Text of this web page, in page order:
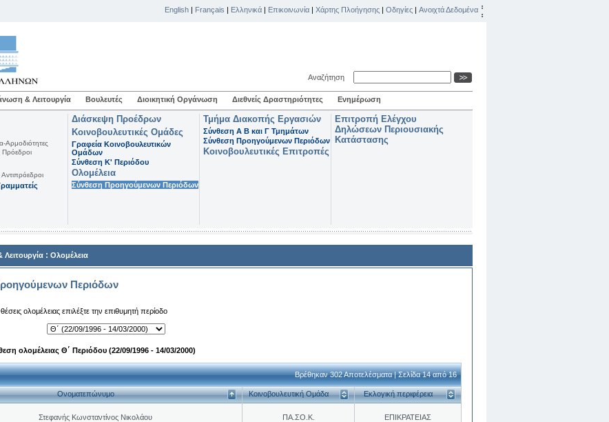
English | Français | Ελληνικά | Επικοινωνία | Χάρτης Πλοήγησης | Οδηγίες | Ανοιχτά Δεδομένα
Αναζήτηση
& Λειτουργία Βουλευτές Διοικητική Οργάνωση Διεθνείς Δραστηριότητες Ενημέρωση
Αρμοδιότητες
Πρόεδροι
Αντιπρόεδροι
Διάσκεψη Προέδρων
Κοινοβουλευτικές Ομάδες
Γραφεία Κοινοβουλευτικών
Ομάδων
Σύνθεση K' Περιόδου
Ολομέλεια
Σύνθεση Προηγούμενων Περιόδων
Τμήμα Διακοπής Εργασιών
Σύνθεση Α Β και Γ Τμημάτων
Σύνθεση Προηγούμενων Περιόδων
Κοινοβουλευτικές Επιτροπές
Επιτροπή Ελέγχου
Δηλώσεων Περιουσιακής
Κατάστασης
: Ολομέλεια
Περιόδων
ολομέλειας επιλέξτε την επιθυμητή περίοδο
ολομέλειας Θ΄ Περιόδου (22/09/1996 - 14/03/2000)
Βρέθηκαν 302 Αποτελέσματα | Σελίδα 14 από 16
Ονοματεπώνυμο Κοινοβουλευτική Ομάδα Εκλογική περιφέρεια
Στεφανής Κωνσταντίνος Νικολάου ΠΑ.ΣΟ.Κ. ΕΠΙΚΡΑΤΕΙΑΣ